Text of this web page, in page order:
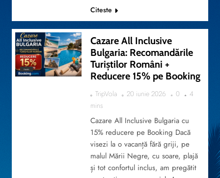
Citeste
TRAVEL
Cazare All Inclusive
Bulgaria: Recomandările
Turiștilor Români +
Reducere 15% pe Booking
TripVola 20 iunie 2026 0
4
mins
Cazare All Inclusive Bulgaria cu
15% reducere pe Booking Dacă
visezi la o vacanță fără griji, pe
malul Mării Negre, cu soare, plajă
și tot confortul inclus, am pregătit